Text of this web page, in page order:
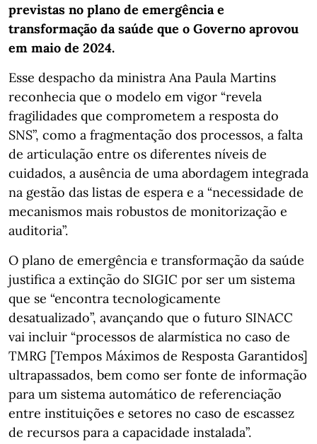
previstas no plano de emergência e
transformação da saúde que o Governo aprovou
em maio de 2024.
Esse despacho da ministra Ana Paula Martins
reconhecia que o modelo em vigor “revela
fragilidades que comprometem a resposta do
SNS”, como a fragmentação dos processos, a falta
de articulação entre os diferentes níveis de
cuidados, a ausência de uma abordagem integrada
na gestão das listas de espera e a “necessidade de
mecanismos mais robustos de monitorização e
auditoria”.
O plano de emergência e transformação da saúde
justifica a extinção do SIGIC por ser um sistema
que se “encontra tecnologicamente
desatualizado”, avançando que o futuro SINACC
vai incluir “processos de alarmística no caso de
TMRG [Tempos Máximos de Resposta Garantidos]
ultrapassados, bem como ser fonte de informação
para um sistema automático de referenciação
entre instituições e setores no caso de escassez
de recursos para a capacidade instalada”.